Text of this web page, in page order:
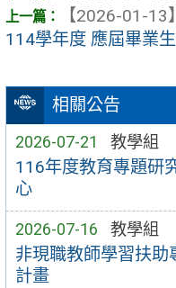
相關公告
2026-07-21 教學組
116年度教育專題研
心
2026-07-16 教學組
非現職教師學習扶
計畫
【2026-01-13】
114學年度 應屆畢業